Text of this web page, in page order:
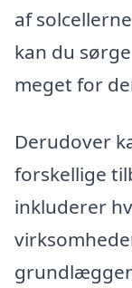
af
kan du
meget for
Derudover
forskellige
inkluderer